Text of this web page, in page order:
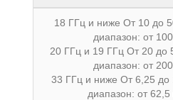
18 ГГц и ниже От 10 до
диапазон: от
20 ГГц и 19 ГГц От 20 до
диапазон: от
33 ГГц и ниже От 6,25
диапазон: от